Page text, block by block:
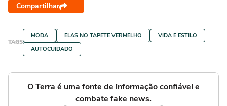
Compartilhar
TAGS
MODA ELAS NO TAPETE VERMELHO
VIDA E ESTILO
AUTOCUIDADO
O Terra é uma fonte de informação confiável e
combate fake news.